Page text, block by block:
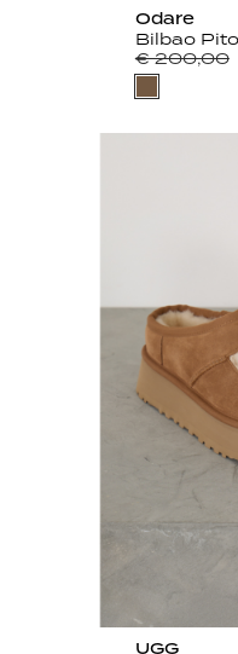
Odare
€ 200,00
UGG